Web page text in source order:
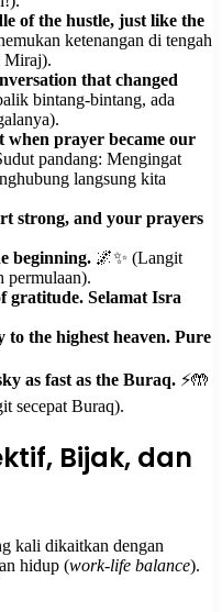
of the hustle, just like the
ketenangan di tengah
Miraj).
that changed
bintang-bintang, ada
when prayer became our
pandang: Mengingat
langsung kita
strong, and your prayers
beginning. 🌌✨ (Langit
permulaan).
gratitude. Selamat Isra
to the highest heaven. Pure
as fast as the Buraq. ⚡️🤲
secepat Buraq).
Bijak, dan
kali dikaitkan dengan
hidup (work-life balance).